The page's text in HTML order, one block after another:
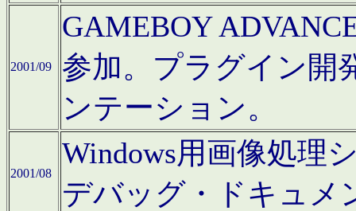
2001/09
GAMEBOY
参加。プラグイン開
ンテーション。
2001/08
Windows用画像処理
デバッグ・ドキュメ